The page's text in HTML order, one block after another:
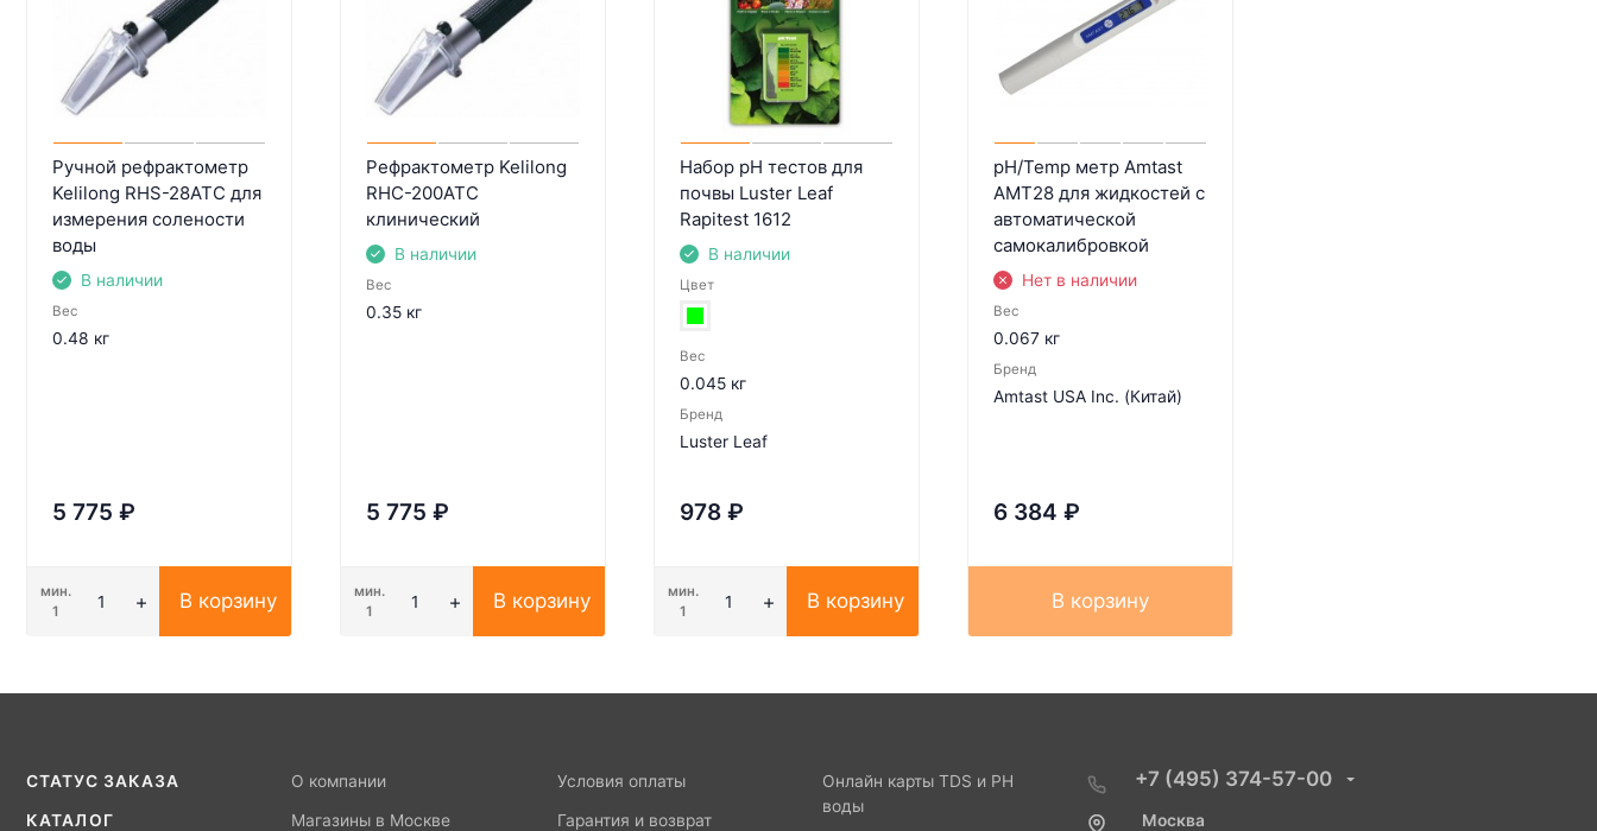
Ручной рефрактометр
Kelilong RHS-28ATC для
измерения солености
воды
В наличии
Вес
0.48 кг
5 775 ₽
мин.
1
В корзину
Рефрактометр Kelilong
RHС-200ATC
клинический
В наличии
Вес
0.35 кг
5 775 ₽
мин.
1
В корзину
Набор pH тестов для
почвы Luster Leaf
Rapitest 1612
В наличии
Цвет
Вес
0.045 кг
Бренд
Luster Leaf
978 ₽
мин.
1
В корзину
pH/Temp метр Amtast
AMT28 для жидкостей с
автоматической
самокалибровкой
Нет в наличии
Вес
0.067 кг
Бренд
Amtast USA Inc. (Китай)
6 384 ₽
В корзину
СТАТУС ЗАКАЗА
КАТАЛОГ
О компании
Магазины в Москве
Условия оплаты
Гарантия и возврат
Онлайн карты TDS и PH
воды
+7 (495) 374-57-00
Москва